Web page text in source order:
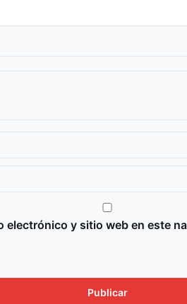
electrónico y sitio web en este